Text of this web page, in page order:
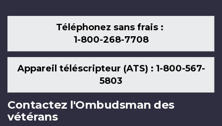
Téléphonez sans frais :
1-800-268-7708
Appareil téléscripteur (ATS) : 1-800-567-
5803
Contactez l'Ombudsman des
vétérans